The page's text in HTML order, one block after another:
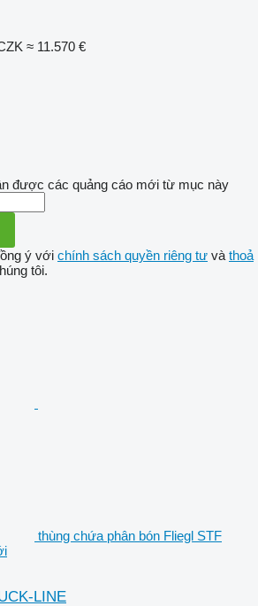
≈ 11.570 €
được các quảng cáo mới từ mục này
ý với chính sách quyền riêng tư và thoả
tôi.
thùng chứa phân bón Fliegl STF
LINE